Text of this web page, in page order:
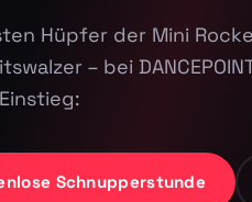
Hüpfer der Mini
– bei
Schnupperstunde